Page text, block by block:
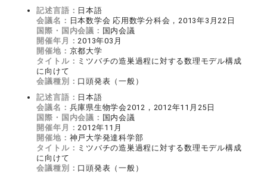
記述言語： 日本語
会議名： 日本数学会 応用数学分科会，2013年3月22日
国際・国内会議： 国内会議
開催年月：2013年03月
開催地： 京都大学
タイトル： ミツバチの造巣過程に対する数理モデル構成
に向けて
会議種別： 口頭発表（一般）
記述言語： 日本語
会議名： 兵庫県生物学会2012，2012年11月25日
国際・国内会議： 国内会議
開催年月：2012年11月
開催地： 神戸大学発達科学部
タイトル： ミツバチの造巣過程に対する数理モデル構成
に向けて
会議種別： 口頭発表（一般）